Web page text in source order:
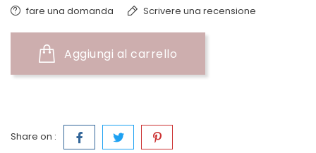
fare una domanda Scrivere una recensione
Aggiungi al carrello
Share on :